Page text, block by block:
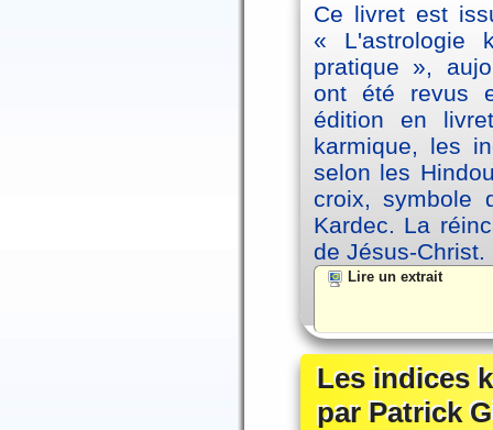
Ce livret est
« L'astrologie
pratique »,
ont été revus
édition en
karmique, les
selon les
croix, symbole
Kardec. La
de Jésus-Christ.
Lire un extrait
Les indices
par Patrick